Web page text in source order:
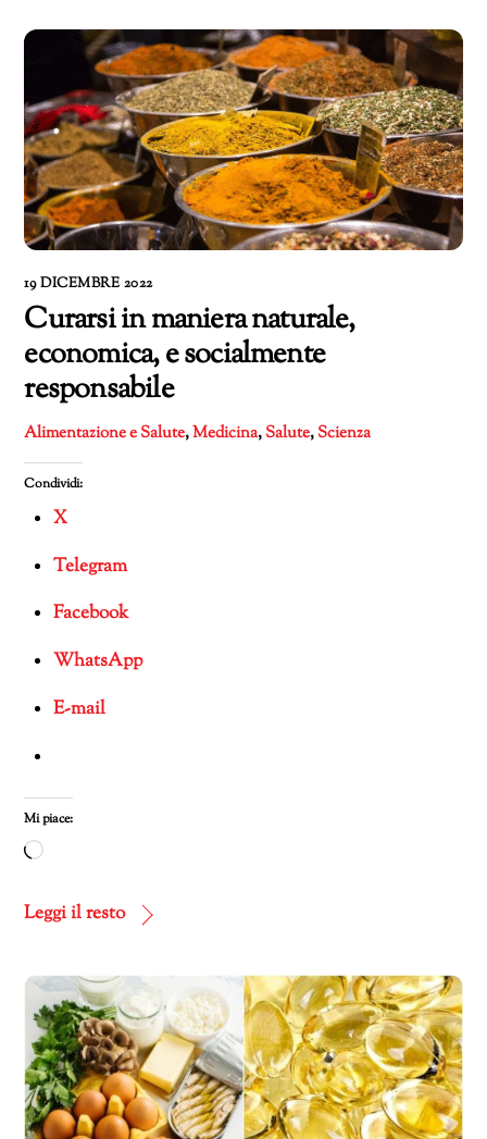
19 DICEMBRE 2022
Curarsi in maniera naturale,
economica, e socialmente
responsabile
Alimentazione e Salute,Medicina,Salute,Scienza
Condividi:
X
Telegram
Facebook
WhatsApp
E-mail
Mi piace:
Caricamento
corso…
Leggi il resto